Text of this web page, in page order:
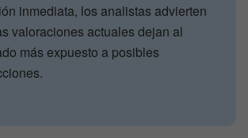
inmediata, los analistas advierten
valoraciones actuales dejan al
más expuesto a posibles